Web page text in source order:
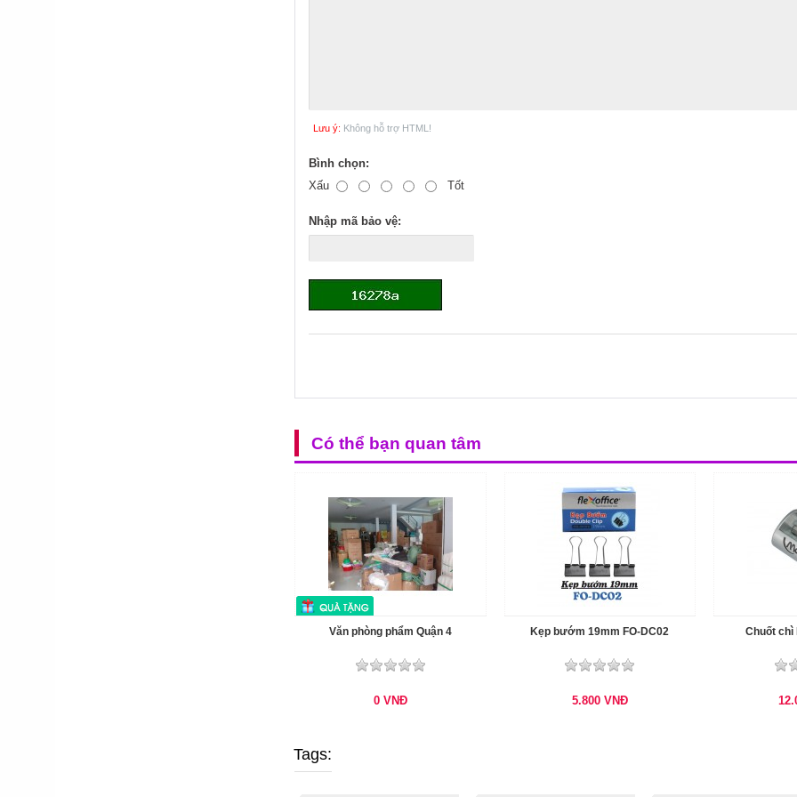
Lưu ý: Không hỗ trợ HTML!
Bình chọn:
Xấu
Tốt
Nhập mã bảo vệ:
Có thể bạn quan tâm
Văn phòng phẩm Quận 4
0 VNĐ
Kẹp bướm 19mm FO-DC02
5.800 VNĐ
Chuốt chì
Tags: